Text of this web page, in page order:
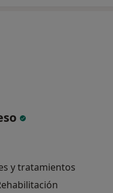
y tratamientos